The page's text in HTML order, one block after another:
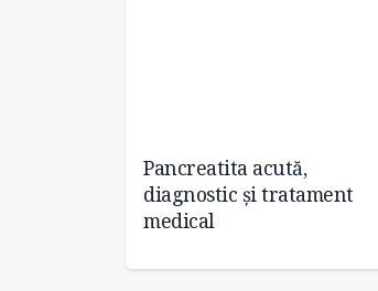
Pancreatita acută,
diagnostic și tratament
medical